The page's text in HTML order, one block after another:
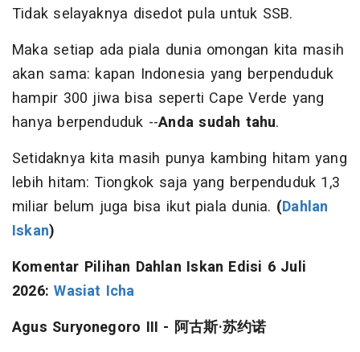
Tidak selayaknya disedot pula untuk SSB.
Maka setiap ada piala dunia omongan kita masih
akan sama: kapan Indonesia yang berpenduduk
hampir 300 jiwa bisa seperti Cape Verde yang
hanya berpenduduk --Anda sudah tahu.
Setidaknya kita masih punya kambing hitam yang
lebih hitam: Tiongkok saja yang berpenduduk 1,3
miliar belum juga bisa ikut piala dunia. (Dahlan
Iskan)
Komentar Pilihan Dahlan Iskan Edisi 6 Juli
2026:Wasiat Icha
Agus Suryonegoro III - 阿古斯·苏约诺